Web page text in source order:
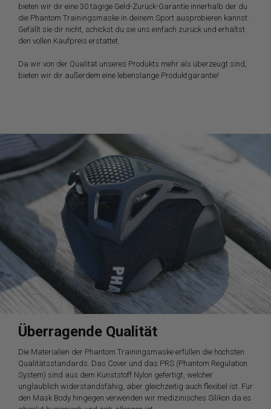
bieten wir dir eine 30 tägige Geld-Zurück-Garantie innerhalb der du
die Phantom Trainingsmaske in deinem Sport ausprobieren kannst.
Gefällt sie dir nicht, schickst du sie uns einfach zurück und erhältst
den vollen Kaufpreis erstattet.
Da wir von der Qualität unseres Produkts mehr als überzeugt sind,
bieten wir dir außerdem eine lebenslange Produktgarantie!
Überragende Qualität
Die Materialien der Phantom Trainingsmaske erfüllen die höchsten
Qualitätsstandards. Das Cover und das PRS (Phantom Regulation
System) sind aus dem Kunststoff Nylon gefertigt, welcher
unglaublich widerstandsfähig, aber gleichzeitig auch flexibel ist. Für
den Mask Body hingegen verwenden wir medizinisches Silikon da es